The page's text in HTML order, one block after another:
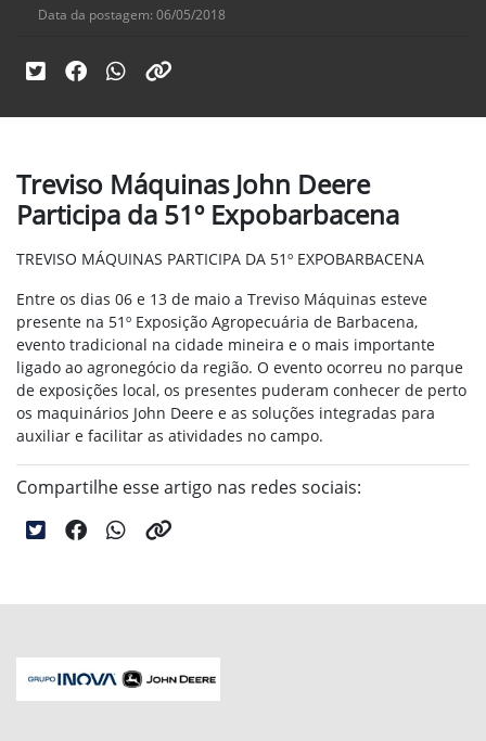
Data da postagem: 06/05/2018
Treviso Máquinas John Deere
Participa da 51º Expobarbacena
TREVISO MÁQUINAS PARTICIPA DA 51º EXPOBARBACENA
Entre os dias 06 e 13 de maio a Treviso Máquinas esteve
presente na 51º Exposição Agropecuária de Barbacena,
evento tradicional na cidade mineira e o mais importante
ligado ao agronegócio da região. O evento ocorreu no parque
de exposições local, os presentes puderam conhecer de perto
os maquinários John Deere e as soluções integradas para
auxiliar e facilitar as atividades no campo.
Compartilhe esse artigo nas redes sociais: